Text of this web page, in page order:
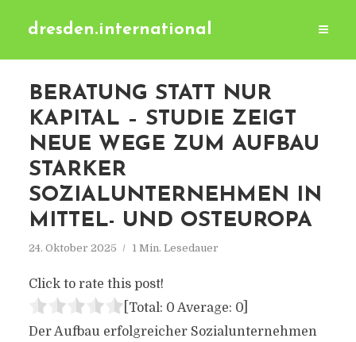
dresden.international
BERATUNG STATT NUR
KAPITAL – STUDIE ZEIGT
NEUE WEGE ZUM AUFBAU
STARKER
SOZIALUNTERNEHMEN IN
MITTEL- UND OSTEUROPA
24. Oktober 2025 1 Min. Lesedauer
Click to rate this post!
[Total: 0 Average: 0]
Der Aufbau erfolgreicher Sozialunternehmen